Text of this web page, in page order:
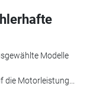
Modelle
Motorleistung...